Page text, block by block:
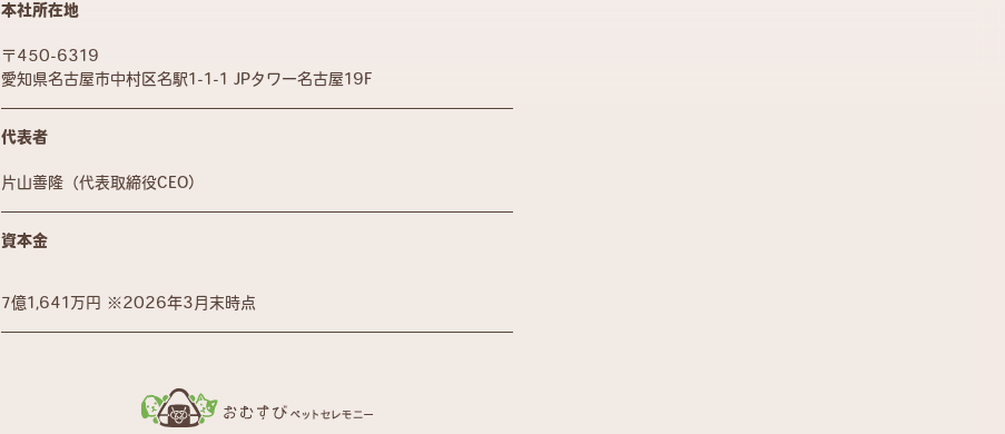
本社所在地
〒450-6319
愛知県名古屋市中村区名駅1-1-1 JPタワー名古屋19F
代表者
片山善隆（代表取締役CEO）
資本金
7億1,641万円 ※2026年3月末時点